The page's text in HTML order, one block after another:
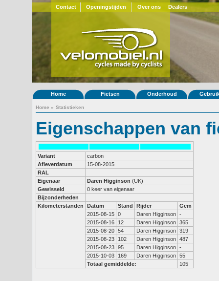
Contact Openingstijden Over ons Dealers
Home Fietsen Onderhoud
Home » Statistieken
Eigenschappen van
Variant
carbon
Afleverdatum
15-08-2015
RAL
Eigenaar
Daren Higginson (UK)
Gewisseld
0 keer van eigenaar
Bijzonderheden
Kilometerstanden
Datum Stand Rijder
Gem
2015-08-15 0 Daren Higginson -
2015-08-16
12 Daren Higginson 365
2015-08-20 54 Daren Higginson 319
2015-08-23
102 Daren Higginson 487
2015-08-23 95 Daren Higginson -
2015-10-03
169 Daren Higginson 55
Totaal gemiddelde:
105